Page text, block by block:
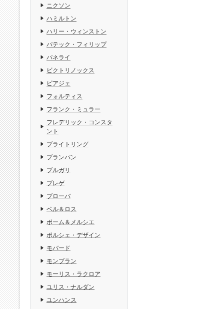
ニクソン
ハミルトン
ハリー・ウィンストン
パテック・フィリップ
パネライ
ビクトリノックス
ピアジェ
フォルティス
フランク・ミュラー
フレデリック・コンスタ
ント
ブライトリング
ブランパン
ブルガリ
ブレゲ
ブローバ
ベル＆ロス
ボーム＆メルシエ
ポルシェ・デザイン
モバード
モンブラン
モーリス・ラクロア
ユリス・ナルダン
ユンハンス